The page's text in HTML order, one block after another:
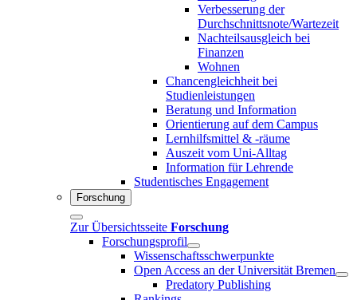
Verbesserung der
Durchschnittsnote/Wartezeit
Nachteilsausgleich bei
Finanzen
Wohnen
Chancengleichheit bei
Studienleistungen
Beratung und Information
Orientierung auf dem Campus
Lernhilfsmittel & -räume
Auszeit vom Uni-Alltag
Information für Lehrende
Studentisches Engagement
Forschung
Zur Übersichtsseite Forschung
Forschungsprofil
Wissenschaftsschwerpunkte
Open Access an der Universität Bremen
Predatory Publishing